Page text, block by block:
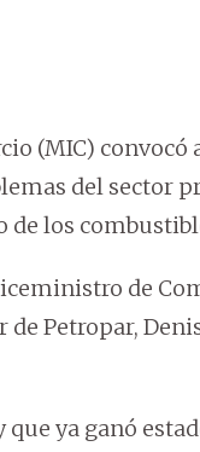
(MIC) convocó
del sector
los
de
Petropar,
ya ganó